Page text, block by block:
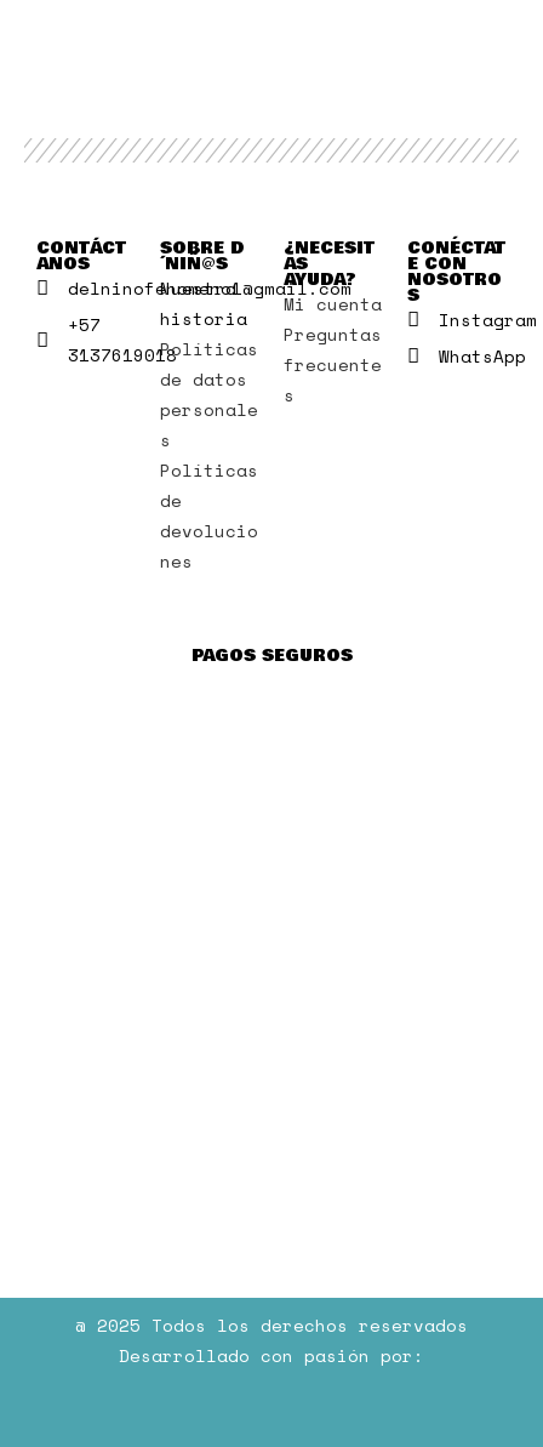
CONTÁCT
ANOS
delninofenomeno1@gmail.com
+57
3137619018
SOBRE D
´NIÑ@S
Nuestra
historia
Políticas
de datos
personale
s
Políticas
de
devolucio
nes
¿NECESIT
AS
AYUDA?
Mi cuenta
Preguntas
frecuente
s
CONÉCTAT
E CON
NOSOTRO
S
Instagram
WhatsApp
PAGOS SEGUROS
@ 2025 Todos los derechos reservados
Desarrollado con pasión por: